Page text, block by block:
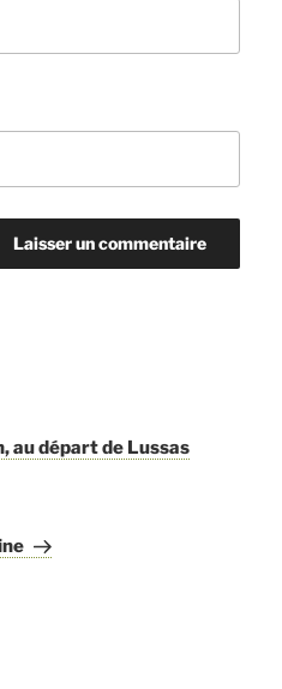
au départ de Lussas